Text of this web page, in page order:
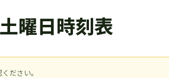
曜日時刻表
ださい。